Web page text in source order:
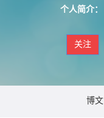
个人简介：
关注
博文